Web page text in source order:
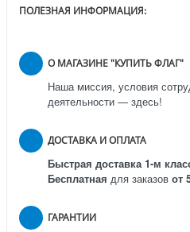
ПОЛЕЗНАЯ ИНФОРМАЦИЯ:
О МАГАЗИНЕ "КУПИТЬ ФЛАГ"
Наша миссия, условия
деятельности — здесь!
ДОСТАВКА И ОПЛАТА
Быстрая доставка 1-м
Бесплатная для заказов от
ГАРАНТИИ